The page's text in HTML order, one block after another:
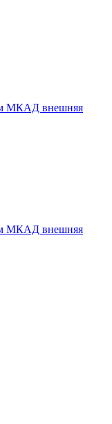
МКАД внешняя
МКАД внешняя